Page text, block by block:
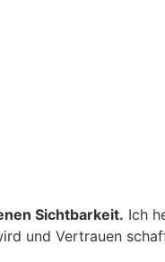
Sichtbarkeit. Ich
und Vertrauen